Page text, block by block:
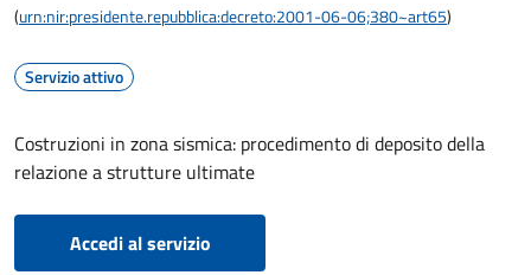
(urn:nir:presidente.repubblica:decreto:2001-06-06;380~art65)
Servizio attivo
Costruzioni in zona sismica: procedimento di deposito della
relazione a strutture ultimate
Accedi al servizio